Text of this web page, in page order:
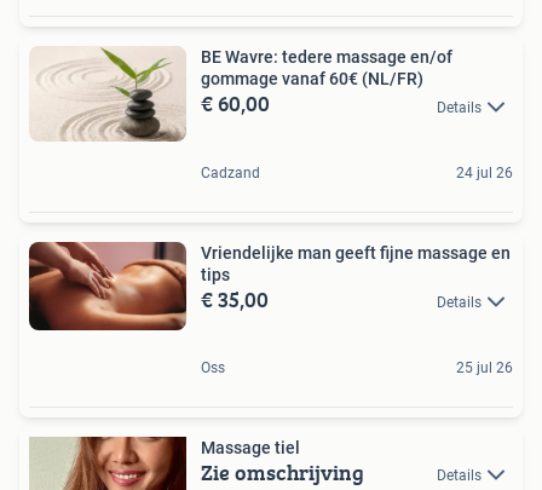
BE Wavre: tedere massage en/of
gommage vanaf 60€ (NL/FR)
€ 60,00 Details
Cadzand 24 jul 26
Vriendelijke man geeft fijne massage en
tips
€ 35,00 Details
Oss 25 jul 26
Massage tiel
Zie omschrijving Details